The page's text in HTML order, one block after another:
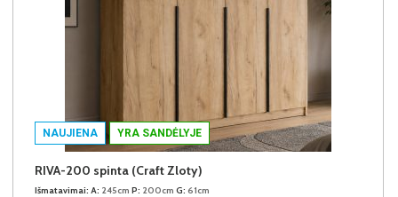
NAUJIENA YRA SANDĖLYJE
RIVA-200 spinta (Craft Zloty)
Išmatavimai: A: 245cm P: 200cm G: 61cm